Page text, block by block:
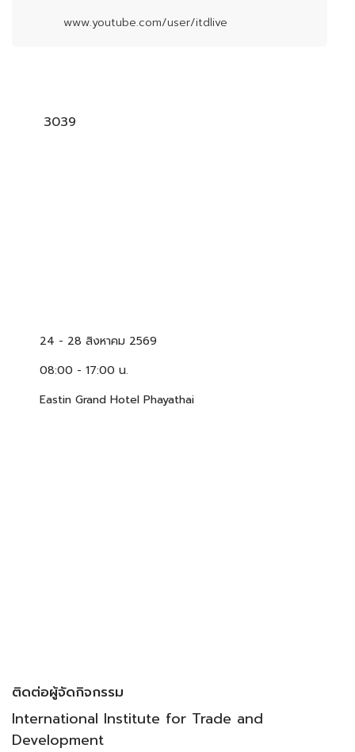
www.youtube.com/user/itdlive
3039
24 - 28 สิงหาคม 2569
08:00 - 17:00 น.
Eastin Grand Hotel Phayathai
ติดต่อผู้จัดกิจกรรม
International Institute for Trade and
Development